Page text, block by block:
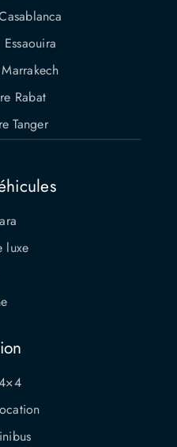
Rabat
Tanger
luxe